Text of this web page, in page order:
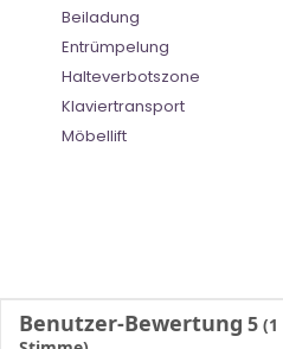
Beiladung
Entrümpelung
Halteverbotszone
Klaviertransport
Möbellift
Benutzer-Bewertung 5 (1